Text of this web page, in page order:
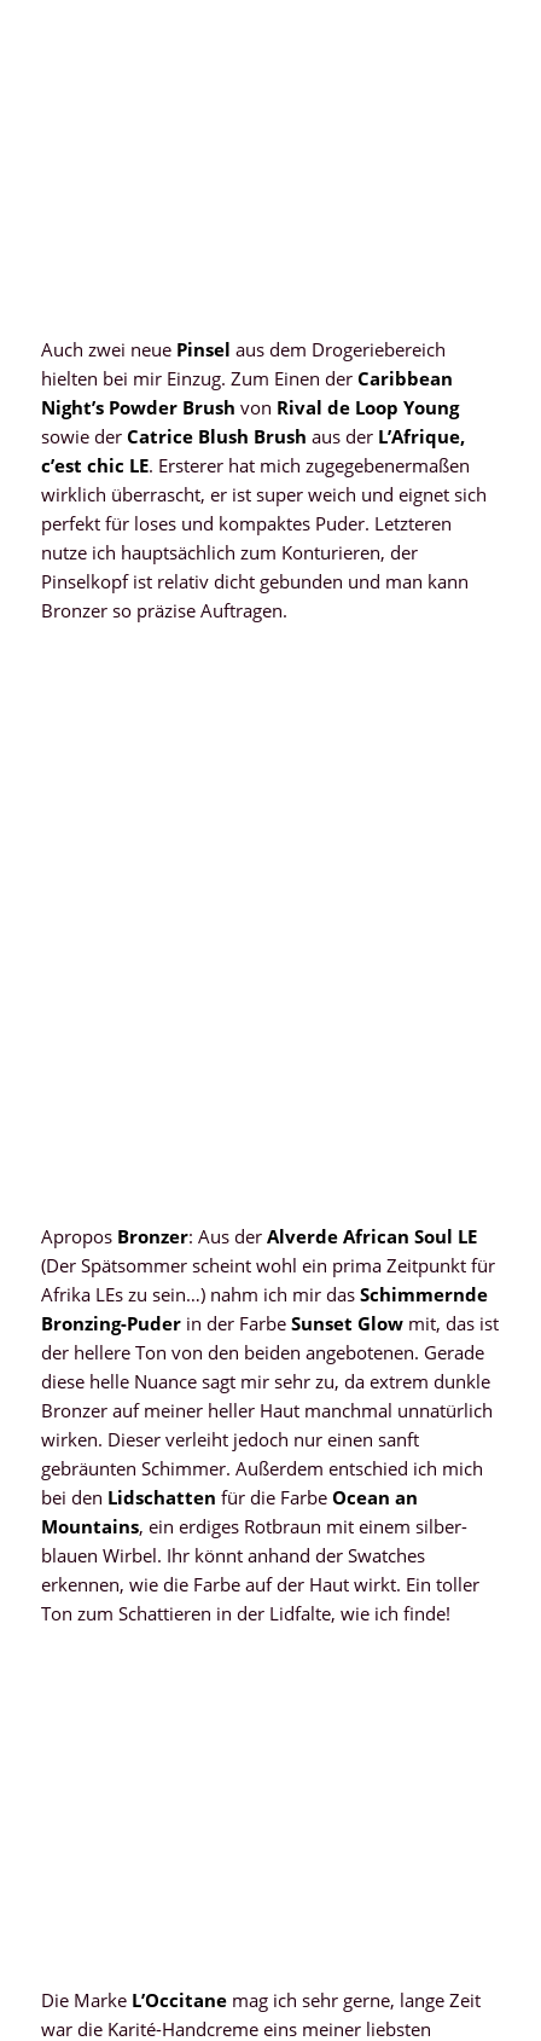
Auch zwei neue Pinsel aus dem Drogeriebereich
hielten bei mir Einzug. Zum Einen der Caribbean
Night’s Powder Brush von Rival de Loop Young
sowie der Catrice Blush Brush aus der L’Afrique,
c’est chic LE. Ersterer hat mich zugegebenermaßen
wirklich überrascht, er ist super weich und eignet sich
perfekt für loses und kompaktes Puder. Letzteren
nutze ich hauptsächlich zum Konturieren, der
Pinselkopf ist relativ dicht gebunden und man kann
Bronzer so präzise Auftragen.
Apropos Bronzer: Aus der Alverde African Soul LE
(Der Spätsommer scheint wohl ein prima Zeitpunkt für
Afrika LEs zu sein…) nahm ich mir das Schimmernde
Bronzing-Puderin der Farbe Sunset Glowmit, das ist
der hellere Ton von den beiden angebotenen. Gerade
diese helle Nuance sagt mir sehr zu, da extrem dunkle
Bronzer auf meiner heller Haut manchmal unnatürlich
wirken. Dieser verleiht jedoch nur einen sanft
gebräunten Schimmer. Außerdem entschied ich mich
bei den Lidschatten für die Farbe Ocean an
Mountains, ein erdiges Rotbraun mit einem silber-
blauen Wirbel. Ihr könnt anhand der Swatches
erkennen, wie die Farbe auf der Haut wirkt. Ein toller
Ton zum Schattieren in der Lidfalte, wie ich finde!
Die MarkeL’Occitanemag ich sehr gerne, lange Zeit
war die Karité-Handcreme eins meiner liebsten